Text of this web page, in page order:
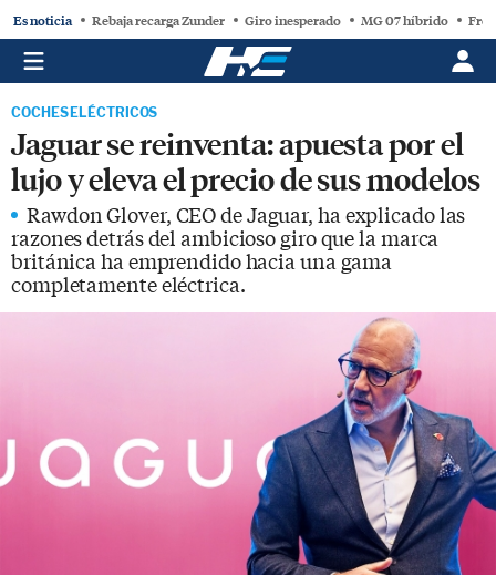
Es noticia Rebaja recarga Zunder Giro inesperado MG 07 híbrido
COCHES ELÉCTRICOS
Jaguar se reinventa: apuesta por el
lujo y eleva el precio de sus modelos
Rawdon Glover, CEO de Jaguar, ha explicado las
razones detrás del ambicioso giro que la marca
británica ha emprendido hacia una gama
completamente eléctrica.